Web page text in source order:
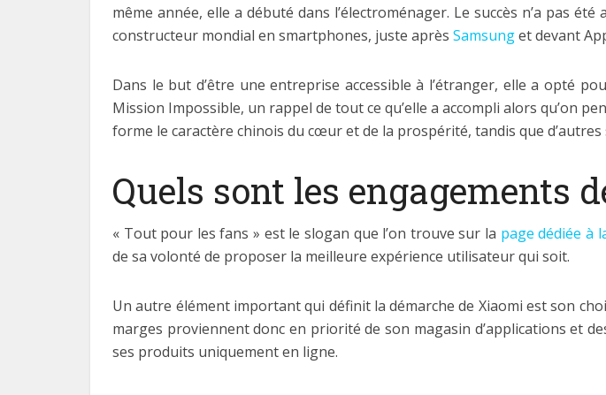
même année, elle a débuté dans l’électroménager. Le succès n’a pas
constructeur mondial en smartphones, juste après Samsunget devant
Dans le but d’être une entreprise accessible à l’étranger, elle a opté
Mission Impossible, un rappel de tout ce qu’elle a accompli alors qu’on
forme le caractère chinois du cœur et de la prospérité, tandis que
Quels sont les engagements
« Tout pour les fans » est le slogan que l’on trouve sur la page dédiée à
de sa volonté de proposer la meilleure expérience utilisateur qui soit.
Un autre élément important qui définit la démarche de Xiaomi est son
marges proviennent donc en priorité de son magasin d’applications et
ses produits uniquement en ligne.